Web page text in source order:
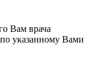
Вам врача
указанному Вами